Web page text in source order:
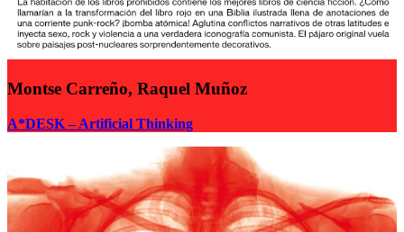
Montse Carreño, Raquel Muñoz
A*DESK – Artificial Thinking